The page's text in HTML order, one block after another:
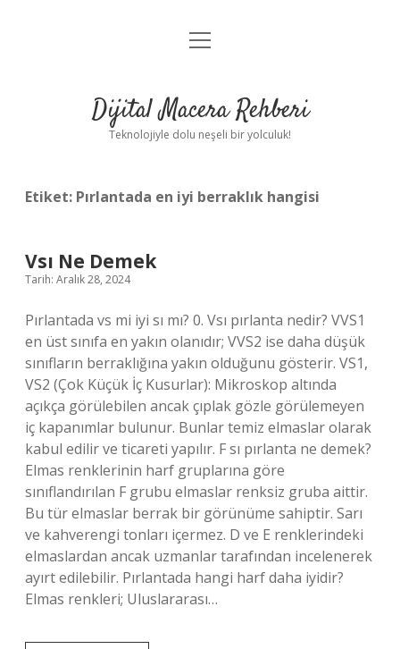
Anasayfa
Yasal Uyarı
menüyü
Dijital Macera Rehberi
Teknolojiyle dolu neşeli bir yolculuk!
Etiket: Pırlantada en iyi berraklık hangisi
Vsı Ne Demek
Tarih: Aralık 28, 2024
Pırlantada vs mi iyi sı mı? 0. Vsı pırlanta nedir? VVS1
en üst sınıfa en yakın olanıdır; VVS2 ise daha düşük
sınıfların berraklığına yakın olduğunu gösterir. VS1,
VS2 (Çok Küçük İç Kusurlar): Mikroskop altında
açıkça görülebilen ancak çıplak gözle görülemeyen
iç kapanımlar bulunur. Bunlar temiz elmaslar olarak
kabul edilir ve ticareti yapılır. F sı pırlanta ne demek?
Elmas renklerinin harf gruplarına göre
sınıflandırılan F grubu elmaslar renksiz gruba aittir.
Bu tür elmaslar berrak bir görünüme sahiptir. Sarı
ve kahverengi tonları içermez. D ve E renklerindeki
elmaslardan ancak uzmanlar tarafından incelenerek
ayırt edilebilir. Pırlantada hangi harf daha iyidir?
Elmas renkleri; Uluslararası…